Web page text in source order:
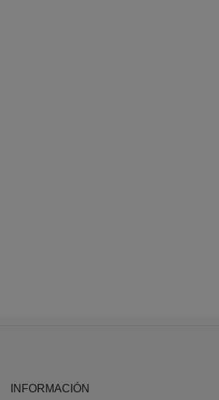
INFORMACIÓN